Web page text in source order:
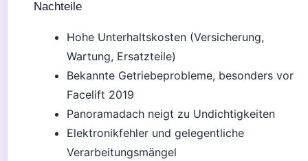
Nachteile
Hohe Unterhaltskosten (Versicherung,
Wartung, Ersatzteile)
Bekannte Getriebeprobleme, besonders vor
Facelift 2019
Panoramadach neigt zu Undichtigkeiten
Elektronikfehler und gelegentliche
Verarbeitungsmängel